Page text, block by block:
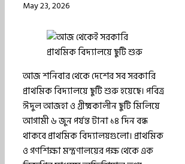
May 23, 2026
আজ শনিবার থেকে দেশের সব সরকারি
প্রাথমিক বিদ্যালয়ে ছুটি শুরু হয়েছে। পবিত্র
ঈদুল আজহা ও গ্রীষ্মকালীন ছুটি মিলিয়ে
আগামী ৬ জুন পর্যন্ত টানা ১৪ দিন বন্ধ
থাকবে প্রাথমিক বিদ্যালয়গুলো। প্রাথমিক
ও গণশিক্ষা মন্ত্রণালয়ের পক্ষ থেকে এক